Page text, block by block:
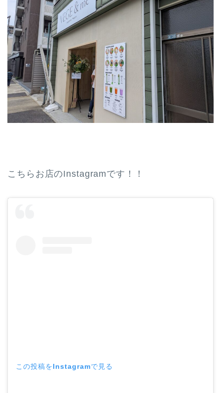
こちらお店のInstagramです！！
この投稿をInstagramで見る